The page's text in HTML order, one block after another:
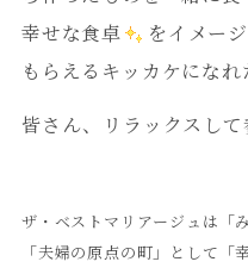
幸せな食卓
をイメー
もらえるキッカケにな
皆さん、リラックスし
ザ・ベストマリアージュは「
「夫婦の原点の町」として